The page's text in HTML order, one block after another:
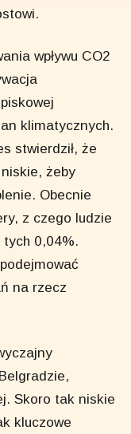
wpływu CO2
klimatycznych.
stwierdził, że
żeby
Obecnie
z czego ludzie
tych 0,04%.
na rzecz
Skoro tak niskie
kluczowe